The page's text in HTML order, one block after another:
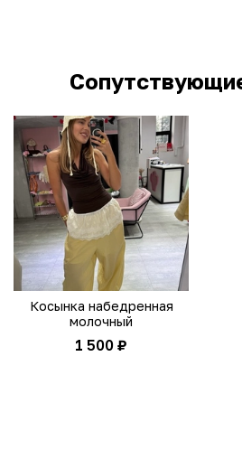
Косынка набедренная
молочный
1 500 ₽